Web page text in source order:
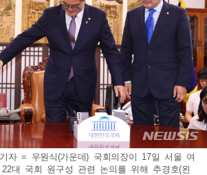
자 = 우원식(가운데) 국회의장이 17일 서울 여
대 국회 원구성 관련 논의를 위해 추경호(왼